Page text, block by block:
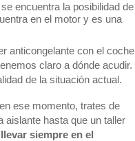
encuentra la posibilidad de
en el motor y es una
anticongelante con el coche
claro a dónde acudir.
de la situación actual.
ese momento, trates de
aislante hasta que un taller
llevar siempre en el